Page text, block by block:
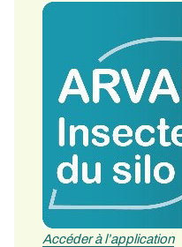
Accéder à l’application